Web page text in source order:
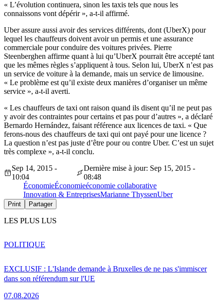
« L’évolution continuera, sinon les taxis tels que nous les
connaissons vont dépérir », a-t-il affirmé.
Uber assure aussi avoir des services différents, dont (UberX) pour
lequel les chauffeurs doivent avoir un permis et une assurance
commerciale pour conduire des voitures privées. Pierre
Steenberghen affirme quant à lui qu’UberX pourrait être accepté tant
que les mêmes règles s’appliquent à tous. Selon lui, UberX n’est pas
un service de voiture à la demande, mais un service de limousine.
« Le problème est qu’il existe deux manières d’organiser un même
service », a-t-il averti.
« Les chauffeurs de taxi ont raison quand ils disent qu’il ne peut pas
y avoir des contraintes pour certains et pas pour d’autres », a déclaré
Bernardo Hernández, faisant référence aux licences de taxi. « Que
ferons-nous des chauffeurs de taxi qui ont payé pour une licence ?
La question n’est pas juste d’être pour ou contre Uber. C’est un sujet
très complexe », a-t-il conclu.
Sep 14, 2015 -
10:04
Dernière mise à jour: Sep 15, 2015 -
08:48
ÉconomieÉconomieéconomie collaborative
Innovation & EntreprisesMarianne ThyssenUber
Print Partager
LES PLUS LUS
EXCLUSIF : L'Islande demande à Bruxelles de ne pas s'immiscer
dans son référendum sur l'UE
07.08.2026
POLITIQUE